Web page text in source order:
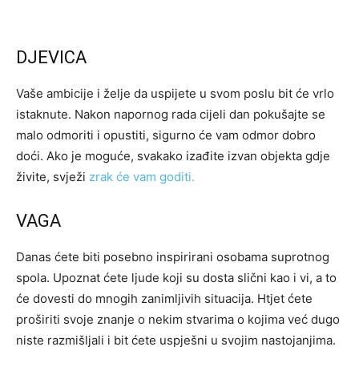
DJEVICA
Vaše ambicije i želje da uspijete u svom poslu bit će vrlo
istaknute. Nakon napornog rada cijeli dan pokušajte se
malo odmoriti i opustiti, sigurno će vam odmor dobro
doći. Ako je moguće, svakako izađite izvan objekta gdje
živite, svježi zrak će vam goditi.
VAGA
Danas ćete biti posebno inspirirani osobama suprotnog
spola. Upoznat ćete ljude koji su dosta slični kao i vi, a to
će dovesti do mnogih zanimljivih situacija. Htjet ćete
proširiti svoje znanje o nekim stvarima o kojima već dugo
niste razmišljali i bit ćete uspješni u svojim nastojanjima.